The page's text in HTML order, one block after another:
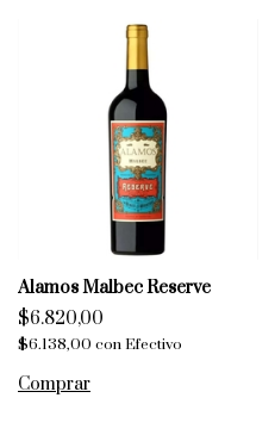
Alamos Malbec Reserve
$6.820,00
$6.138,00 conEfectivo